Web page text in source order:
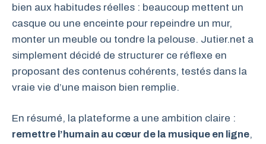
bien aux habitudes réelles : beaucoup mettent un
casque ou une enceinte pour repeindre un mur,
monter un meuble ou tondre la pelouse. Jutier.net a
simplement décidé de structurer ce réflexe en
proposant des contenus cohérents, testés dans la
vraie vie d’une maison bien remplie.
En résumé, la plateforme a une ambition claire :
remettre l’humain au cœur de la musique en ligne,